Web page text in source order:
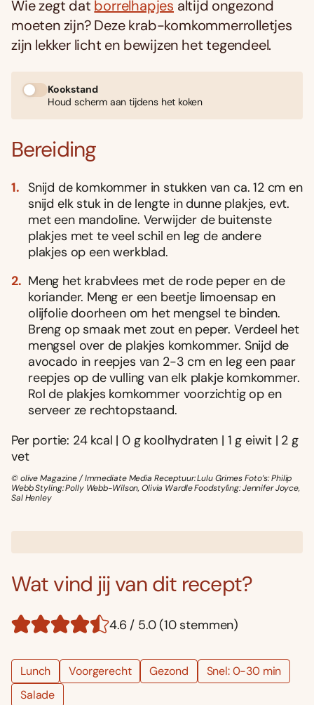
Wie zegt dat borrelhapjes altijd ongezond
moeten zijn? Deze krab-komkommerrolletjes
zijn lekker licht en bewijzen het tegendeel.
Kookstand
Houd scherm aan tijdens het koken
Bereiding
Snijd de komkommer in stukken van ca. 12 cm en
snijd elk stuk in de lengte in dunne plakjes, evt.
met een mandoline. Verwijder de buitenste
plakjes met te veel schil en leg de andere
plakjes op een werkblad.
Meng het krabvlees met de rode peper en de
koriander. Meng er een beetje limoensap en
olijfolie doorheen om het mengsel te binden.
Breng op smaak met zout en peper. Verdeel het
mengsel over de plakjes komkommer. Snijd de
avocado in reepjes van 2-3 cm en leg een paar
reepjes op de vulling van elk plakje komkommer.
Rol de plakjes komkommer voorzichtig op en
serveer ze rechtopstaand.
Per portie: 24 kcal | 0 g koolhydraten | 1 g eiwit | 2 g
vet
© olive Magazine / Immediate Media Receptuur: Lulu Grimes Foto’s: Philip
Webb Styling: Polly Webb-Wilson, Olivia Wardle Foodstyling: Jennifer Joyce,
Sal Henley
Wat vind jij van dit recept?
4.6 / 5.0 (10 stemmen)
Lunch Voorgerecht Gezond
Snel: 0-30 min
Salade